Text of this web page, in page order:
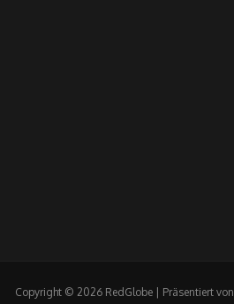
Copyright © 2026 RedGlobe | Präsentiert von